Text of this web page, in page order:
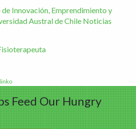
Innovación, Emprendimiento y
Austral de Chile Noticias
Feed Our Hungry